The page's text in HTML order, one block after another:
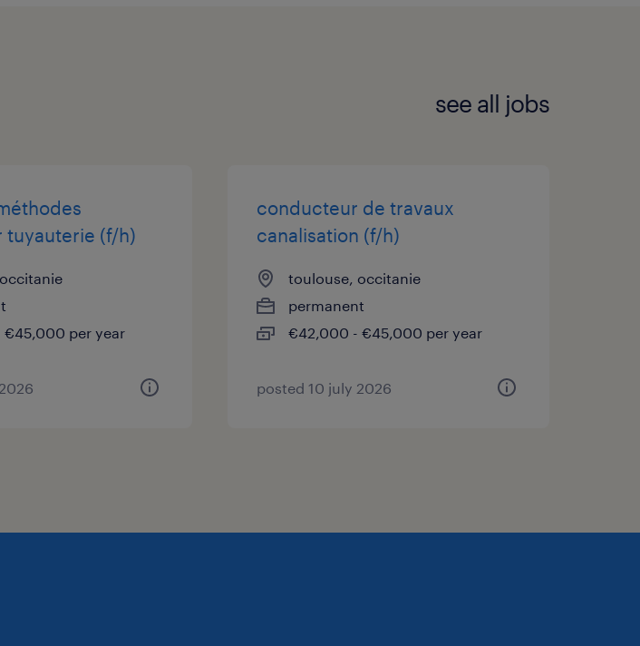
see all jobs
tuyauterie (f/h)
per year
conducteur de travaux
canalisation (f/h)
toulouse, occitanie
permanent
€42,000 - €45,000 per year
posted 10 july 2026